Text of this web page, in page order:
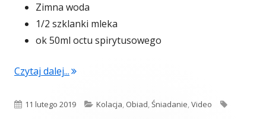
Zimna woda
1/2 szklanki mleka
ok 50ml octu spirytusowego
Czytaj dalej..."Śledzik pod pierzynką z musztardą
Opublikowano
11 lutego 2019 Kategorie
Kolacja, Obiad,Śniadanie,Video